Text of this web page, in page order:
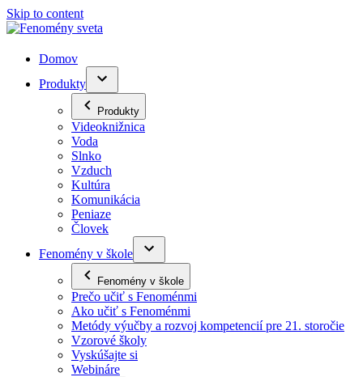
Skip to content
Domov
Produkty
Produkty
Videoknižnica
Voda
Slnko
Vzduch
Kultúra
Komunikácia
Peniaze
Človek
Fenomény v škole
Fenomény v škole
Prečo učiť s Fenoménmi
Ako učiť s Fenoménmi
Metódy výučby a rozvoj kompetencií pre 21. storočie
Vzorové školy
Vyskúšajte si
Webináre